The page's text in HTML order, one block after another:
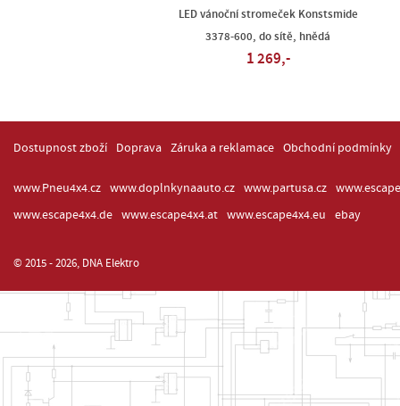
LED vánoční stromeček Konstsmide
3378-600, do sítě, hnědá
1 269,-
Dostupnost zboží Doprava Záruka a reklamace Obchodní podmínky
www.Pneu4x4.cz www.doplnkynaauto.cz www.partusa.cz
www.escape4x4.de
www.escape4x4.at www.escape4x4.eu ebay
© 2015 - 2026, DNA Elektro